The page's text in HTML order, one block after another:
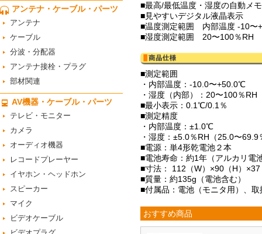
アンテナ・ケーブル・パーツ
アンテナ
ケーブル
分波・分配器
アンテナ接栓・プラグ
部材関連
AV機器・ケーブル・パーツ
テレビ・モニター
カメラ
オーディオ機器
レコードプレーヤー
イヤホン・ヘッドホン
スピーカー
マイク
ビデオケーブル
■最高/最低温度・湿度の自動メ
■見やすいデジタル液晶表示
■温度測定範囲 内部温度 -10〜
■湿度測定範囲 20〜100％RH
■測定範囲
・内部温度：-10.0〜+50.0℃
・湿度（内部）：20〜100％RH
■最小表示：0.1℃/0.1％
■測定精度
・内部温度：±1.0℃
・湿度：±5.0％RH（25.0〜
■電源：単4形乾電池２本
■電池寿命：約1年（アルカリ電
■寸法： 112（W）×90（H）
■質量：約135g（電池含む）
■付属品：電池（モニタ用）、取
おすすめ商品